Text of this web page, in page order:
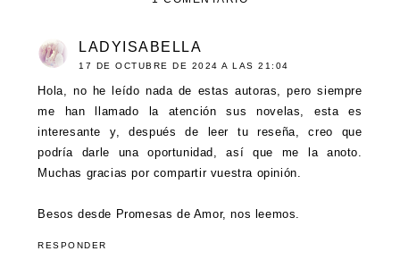
LADYISABELLA
17 DE OCTUBRE DE 2024 A LAS 21:04
Hola, no he leído nada de estas autoras, pero siempre
me han llamado la atención sus novelas, esta es
interesante y, después de leer tu reseña, creo que
podría darle una oportunidad, así que me la anoto.
Muchas gracias por compartir vuestra opinión.
Besos desde Promesas de Amor, nos leemos.
RESPONDER